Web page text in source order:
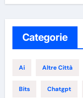
Categorie
Ai Altre Città
Bits Chatgpt